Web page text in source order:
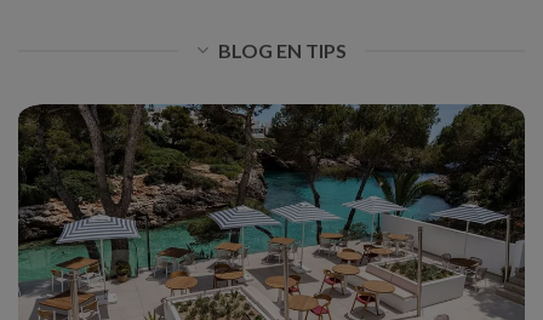
BLOG EN TIPS